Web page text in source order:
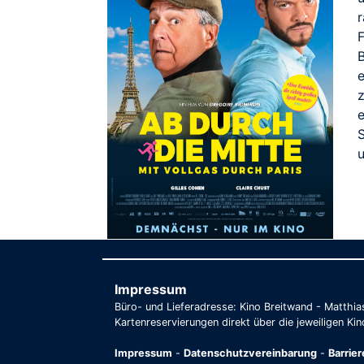
Impressum
Büro- und Lieferadresse: Kino Breitwand -
Kartenreservierungen direkt über die jeweiligen
Impressum - Datenschutzvereinbarung -